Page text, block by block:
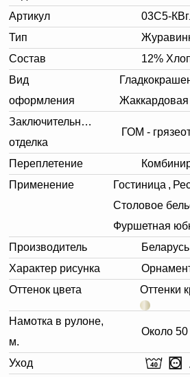
Артикул
03С5-
Тип
Состав
12%
Вид
оформления
Жаккардовая
Заключительная
отделка
ГОМ -
Переплетение
Применение
Гостиница ,
Столовое
Фуршетная
Производитель
Беларусь
Характер рисунка
Оттенок цвета
Оттенки
Намотка в рулоне,
м.
Около
Уход